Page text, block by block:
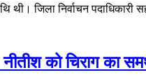
थी। जिला निर्वाचन
को चिराग का